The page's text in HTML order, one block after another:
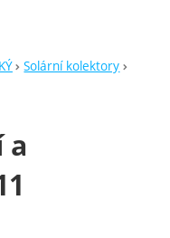
Solární kolektory
a